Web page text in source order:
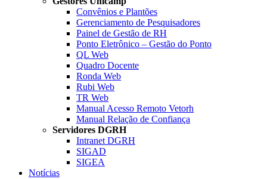
Convênios e Plantões
Gerenciamento de Pesquisadores
Painel de Gestão de RH
Ponto Eletrônico – Gestão do Ponto
QL Web
Quadro Docente
Ronda Web
Rubi Web
TR Web
Manual Acesso Remoto Vetorh
Manual Relação de Confiança
Servidores DGRH
Intranet DGRH
SIGAD
SIGEA
Notícias